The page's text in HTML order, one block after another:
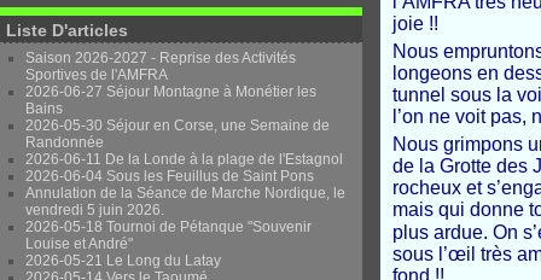
Liste D'articles
Saison 2026-2027 - Reprise des Activités
Sportives de l'AMFRA
2026-06-27 Séjour Montagne à Monétier les
Bains
2026-05-30 Séjour en Corse, une Semaine de
Randonnée
2026-06-11 De la Londe à la plage de l'Estagnol
2026-06-04 Sous les Feuillus de Saint Pons
Annulation de la Séance de Marche Nordique, le
vendredi 5 juin 2026.
2026-05-18 Tournoi de Pétanque "Souvenir
Louise et André"
2026-05-21 Le Long du Latay
joie !!
Nous
longeons en
tunnel sous la
l’on ne voit
Nous grimpons
de la Grotte des
rocheux et
mais qui donne
plus ardue. On
sous l’œil très
fond !!